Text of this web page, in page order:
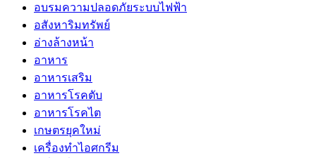
อบรมความปลอดภัยระบบไฟฟ้า
อสังหาริมทรัพย์
อ่างล้างหน้า
อาหาร
อาหารเสริม
อาหารโรคตับ
อาหารโรคไต
เกษตรยุคใหม่
เครื่องทำไอศกรีม